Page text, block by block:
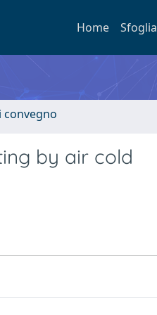
Home Sfoglia
convegno
by air cold